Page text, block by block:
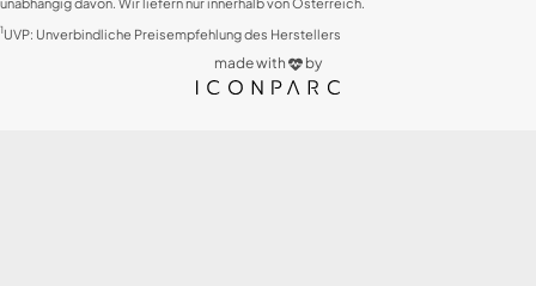
1UVP: Unverbindliche Preisempfehlung des Herstellers
made with by